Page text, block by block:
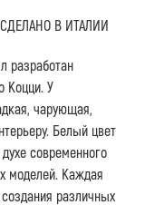
В ИТАЛИИ
разработан
Коцци. У
чарующая,
Белый цвет
современного
моделей. Каждая
различных